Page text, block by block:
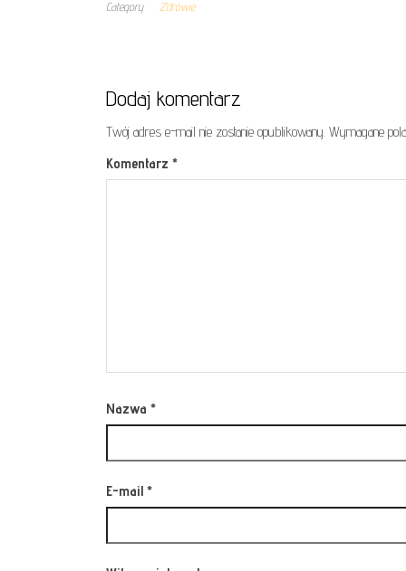
Category Zdrowie
Dodaj komentarz
Twój adres e-mail nie zostanie opublikowany. Wymagane
Komentarz *
Nazwa *
E-mail *